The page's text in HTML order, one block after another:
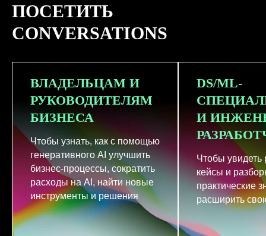
ПОСЕТИТЬ
CONVERSATIONS
ВЛАДЕЛЬЦАМ И
РУКОВОДИТЕЛЯМ
БИЗНЕСА
Чтобы узнать, как с помощью
генеративного AI улучшить
бизнес-процессы, сократить
расходы на AI, найти новые
инструменты и решения
DS/ML-
И
Чтобы увидеть
кейсы и
практические
расширить